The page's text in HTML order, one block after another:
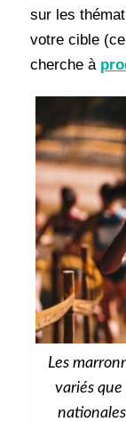
sur les
votre cible
cherche à
Les
variés